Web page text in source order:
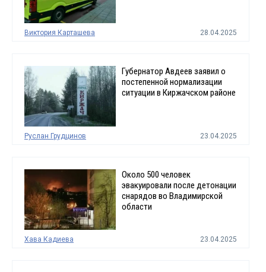
Виктория Карташева 28.04.2025
Губернатор Авдеев заявил о
постепенной нормализации
ситуации в Киржачском районе
Руслан Грудцинов 23.04.2025
Около 500 человек
эвакуировали после детонации
снарядов во Владимирской
области
Хава Кадиева 23.04.2025